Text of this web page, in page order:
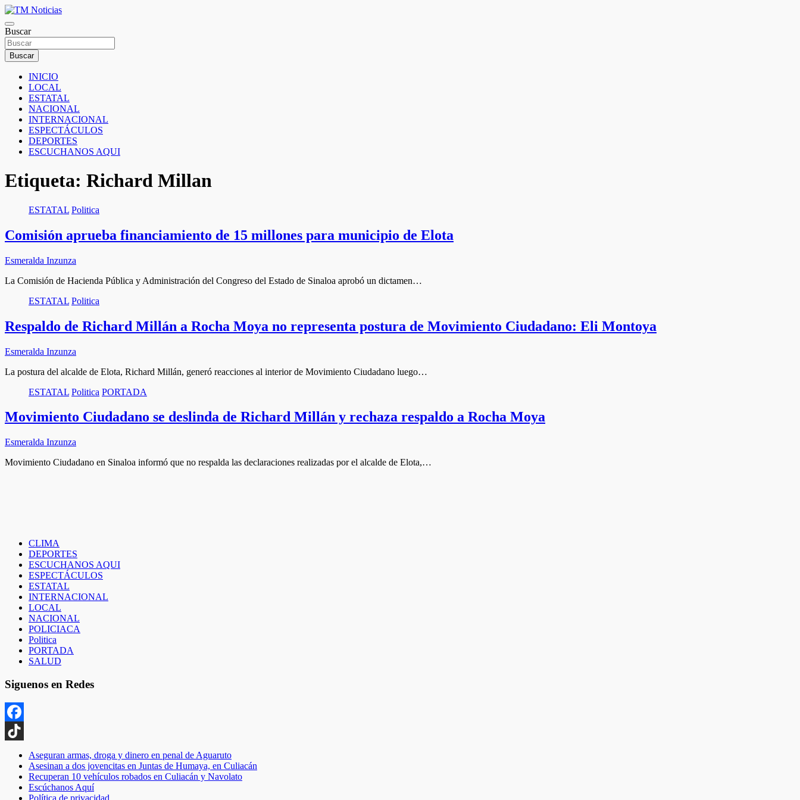
Saltar
al
contenido
TM Noticias
TM Noticias
Buscar
Buscar
INICIO
LOCAL
ESTATAL
NACIONAL
INTERNACIONAL
ESPECTÁCULOS
DEPORTES
ESCUCHANOS AQUI
Etiqueta: Richard Millan
ESTATAL Politica
Comisión aprueba financiamiento de 15 millones para municipio de Elota
Esmeralda Inzunza
La Comisión de Hacienda Pública y Administración del Congreso del Estado de Sinaloa aprobó un dictamen…
ESTATAL Politica
Respaldo de Richard Millán a Rocha Moya no representa postura de Movimiento Ciudadano: Eli Montoya
Esmeralda Inzunza
La postura del alcalde de Elota, Richard Millán, generó reacciones al interior de Movimiento Ciudadano luego…
ESTATAL Politica PORTADA
Movimiento Ciudadano se deslinda de Richard Millán y rechaza respaldo a Rocha Moya
Esmeralda Inzunza
Movimiento Ciudadano en Sinaloa informó que no respalda las declaraciones realizadas por el alcalde de Elota,…
CLIMA
DEPORTES
ESCUCHANOS AQUI
ESPECTÁCULOS
ESTATAL
INTERNACIONAL
LOCAL
NACIONAL
POLICIACA
Politica
PORTADA
SALUD
Siguenos en Redes
Facebook
TikTok
Aseguran armas, droga y dinero en penal de Aguaruto
Asesinan a dos jovencitas en Juntas de Humaya, en Culiacán
Recuperan 10 vehículos robados en Culiacán y Navolato
Escúchanos Aquí
Política de privacidad